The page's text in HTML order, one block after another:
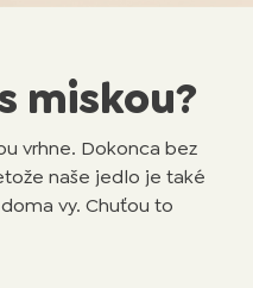
miskou?
vrhne. Dokonca bez
naše jedlo je také
vy. Chuťou to